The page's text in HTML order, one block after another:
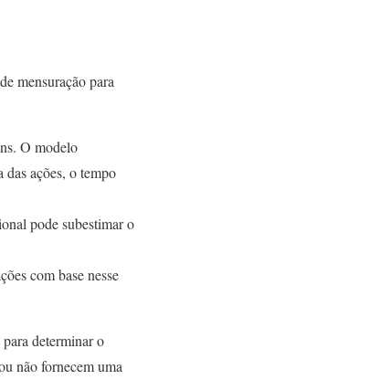
mensuração para
O modelo
das ações, o tempo
pode subestimar o
com base nesse
determinar o
não fornecem uma